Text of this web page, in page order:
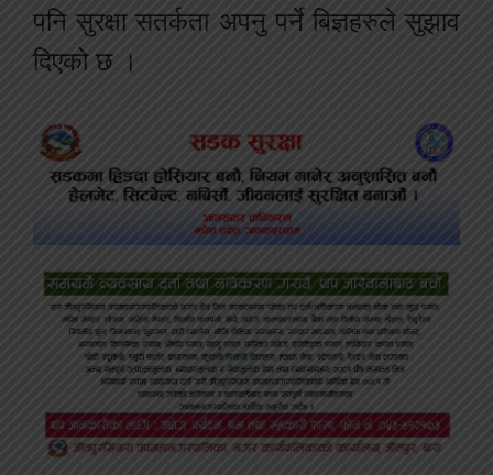
पनि सुरक्षा सतर्कता अपनु पर्ने बिज्ञहरुले सुझाव
दिएको छ ।